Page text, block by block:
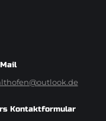
Kontaktformular